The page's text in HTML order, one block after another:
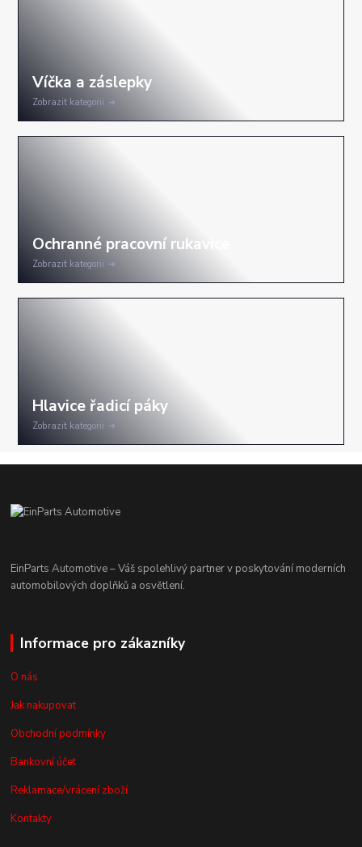
Zobrazit kategorii
Zobrazit kategorii
Zobrazit kategorii
EinParts Automotive – Váš spolehlivý partner v poskytování moderních
automobilových doplňků a osvětlení.
Informace pro zákazníky
O nás
Jak nakupovat
Obchodní podmínky
Bankovní účet
Reklamace/vrácení zboží
Kontakty